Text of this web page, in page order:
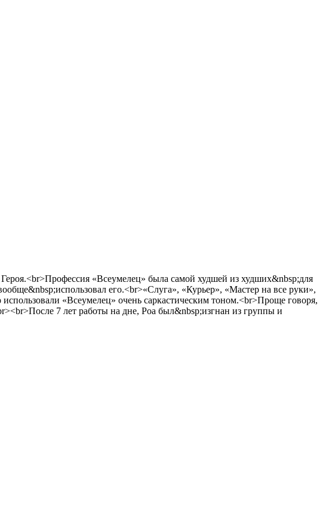
«Всеумелец» была самой худшей из худших&nbsp;для
его.<br>«Слуга», «Курьер», «Мастер на все руки»,
«Всеумелец» очень саркастическим тоном.<br>Проще говоря,
7 лет работы на дне, Роа был&nbsp;изгнан из группы и